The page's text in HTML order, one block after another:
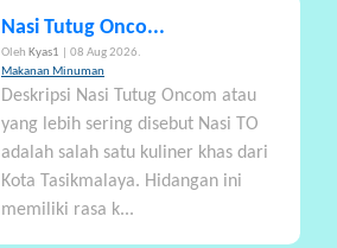
Nasi Tutug Onco...
Oleh Kyas1
| 08 Aug 2026.
Makanan Minuman
Deskripsi Nasi Tutug Oncom atau
yang lebih sering disebut Nasi TO
adalah salah satu kuliner khas dari
Kota Tasikmalaya. Hidangan ini
memiliki rasa k...